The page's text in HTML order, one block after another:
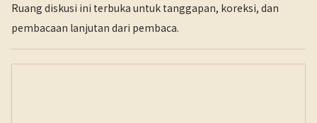
Ruang diskusi ini terbuka untuk tanggapan, koreksi, dan
pembacaan lanjutan dari pembaca.